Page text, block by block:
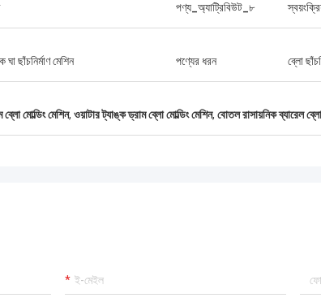
পণ্য_অ্যাট্রিবিউট_৮
ছাঁচনির্মাণ মেশিন পণ্যের ধরন ব্লো
মোল্ডিং মেশিন, ওয়াটার ট্যাঙ্ক ড্রাম ব্লো মোল্ডিং মেশিন, বোতল রাসায়নিক ব্যারেল ব্লো